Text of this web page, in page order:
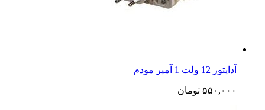
آداپتور 12 ولت 1 آمپر مودم
۵۵۰,۰۰۰ تومان